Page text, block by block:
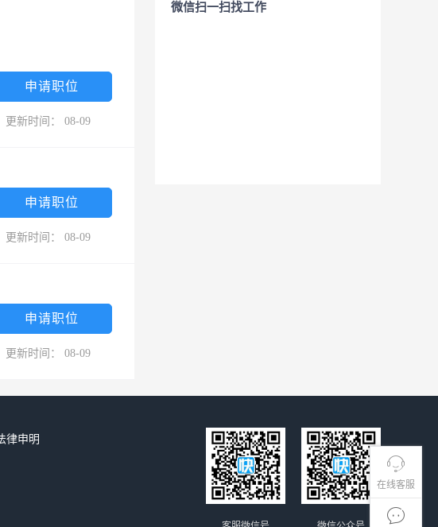
在线客服
申请职位
更新时间： 08-09
申请职位
更新时间： 08-09
申请职位
更新时间： 08-09
微信扫一扫找工作
律申明